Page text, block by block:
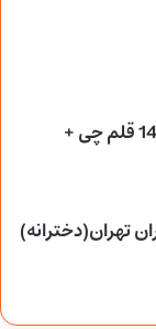
دانلود آزمون 16 مرداد 1405 قلم چی +
تهران(دخترانه)